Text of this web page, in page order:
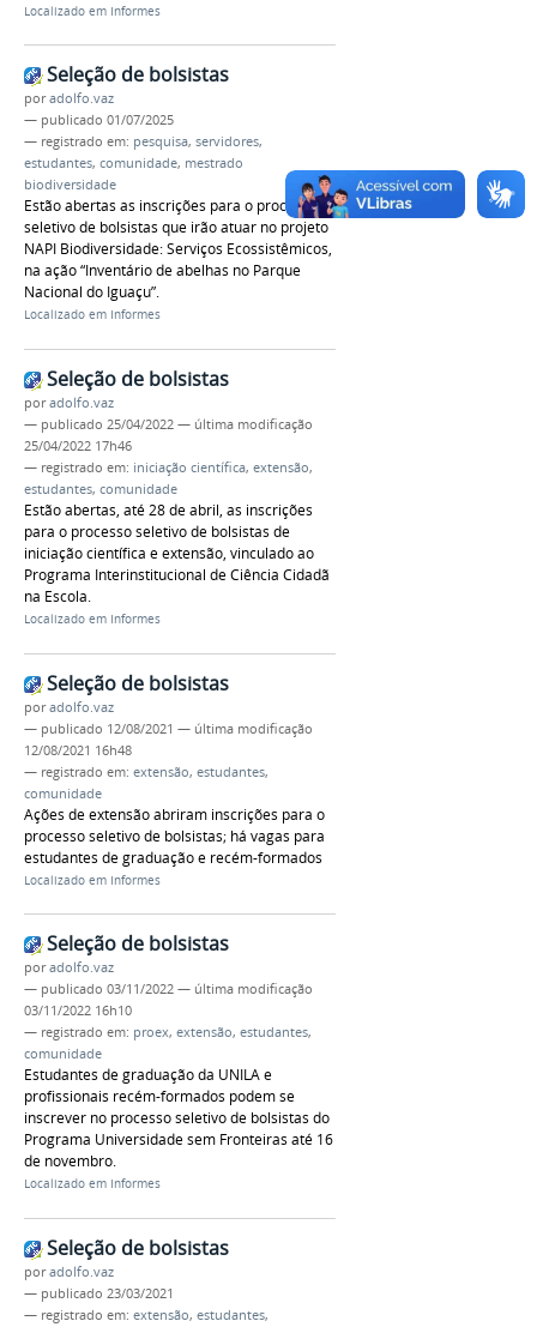
Localizado em Informes
Seleção de bolsistas
poradolfo.vaz
— publicado 01/07/2025
— registrado em: pesquisa, servidores,
estudantes, comunidade, mestrado
biodiversidade
Estão abertas as inscrições para o processo
seletivo de bolsistas que irão atuar no projeto
NAPI Biodiversidade: Serviços Ecossistêmicos,
na ação “Inventário de abelhas no Parque
Nacional do Iguaçu”.
Localizado em Informes
Seleção de bolsistas
poradolfo.vaz
— publicado 25/04/2022 — última modificação
25/04/2022 17h46
— registrado em: iniciação científica, extensão,
estudantes, comunidade
Estão abertas, até 28 de abril, as inscrições
para o processo seletivo de bolsistas de
iniciação científica e extensão, vinculado ao
Programa Interinstitucional de Ciência Cidadã
na Escola.
Localizado em Informes
Seleção de bolsistas
poradolfo.vaz
— publicado 12/08/2021 — última modificação
12/08/2021 16h48
— registrado em: extensão, estudantes,
comunidade
Ações de extensão abriram inscrições para o
processo seletivo de bolsistas; há vagas para
estudantes de graduação e recém-formados
Localizado em Informes
Seleção de bolsistas
poradolfo.vaz
— publicado 03/11/2022 — última modificação
03/11/2022 16h10
— registrado em: proex, extensão, estudantes,
comunidade
Estudantes de graduação da UNILA e
profissionais recém-formados podem se
inscrever no processo seletivo de bolsistas do
Programa Universidade sem Fronteiras até 16
de novembro.
Localizado em Informes
Seleção de bolsistas
poradolfo.vaz
— publicado 23/03/2021
— registrado em: extensão, estudantes,